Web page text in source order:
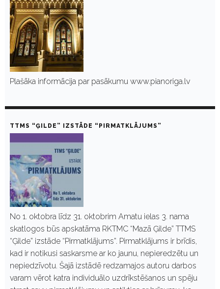
Plašāka informācija par pasākumu www.pianoriga.lv
TTMS “ĢILDE” IZSTĀDE “PIRMATKLĀJUMS”
No 1. oktobra līdz 31. oktobrim Amatu ielas 3. nama
skatlogos būs apskatāma RKTMC “Mazā Ģilde” TTMS
“Ģilde” izstāde “Pirmatklājums”. Pirmatklājums ir brīdis,
kad ir notikusi saskarsme ar ko jaunu, nepieredzētu un
nepiedzīvotu. Šajā izstādē redzamajos autoru darbos
varam vērot katra individuālo uzdrīkstēšanos un spēju